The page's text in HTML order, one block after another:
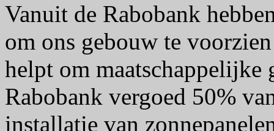
Vanuit de Rabobank
om ons gebouw te
helpt om maatschappelijke
Rabobank vergoed 50%
installatie van